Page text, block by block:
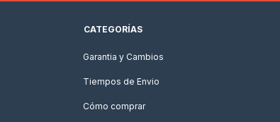
CATEGORÍAS
Garantia y Cambios
Tiempos de Envio
Cómo comprar